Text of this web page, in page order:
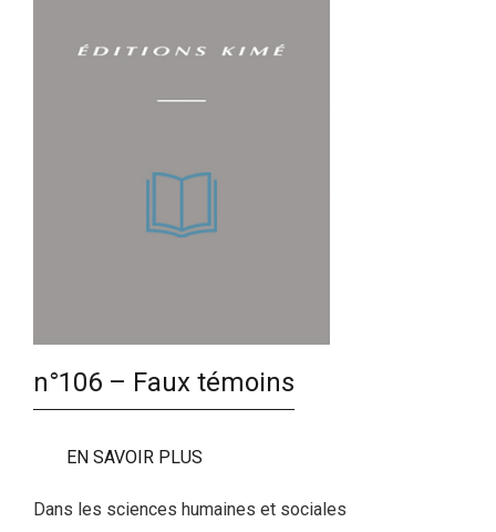
n°106 – Faux témoins
EN SAVOIR PLUS
Dans les sciences humaines et sociales